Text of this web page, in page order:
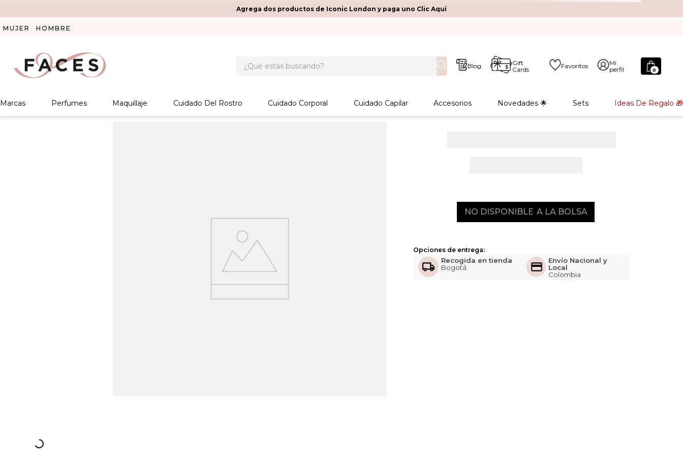
Agrega dos productos de Iconic London y paga uno Clic Aquí
MUJER HOMBRE
Blog
Gift
Cards
Favoritos
Mi
perfil
0
Marcas Perfumes Maquillaje Cuidado Del Rostro Cuidado Corporal Cuidado Capilar Accesorios Novedades 🌟 Sets Ideas De Regalo 🎁
NO DISPONIBLE
Opciones de entrega:
Recogida en tienda
Bogotá
Envío Nacional y
Local
Colombia